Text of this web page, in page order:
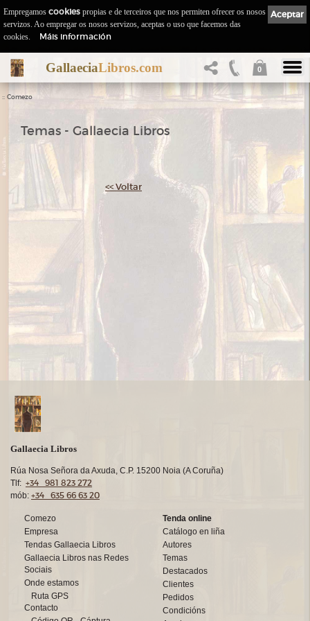
GallaeciaLibros.com 0
:: Comezo
Temas - Gallaecia Libros
<< Voltar
Gallaecia Libros
Rúa Nosa Señora da Axuda, C.P. 15200 Noia (A Coruña)
Tlf: +34 981 823 272
mób: +34 635 66 63 20
Comezo
Empresa
Tendas Gallaecia Libros
Gallaecia Libros nas Redes
Sociais
Onde estamos
Ruta GPS
Contacto
Tenda online
Catálogo en liña
Autores
Temas
Destacados
Clientes
Pedidos
Condicións
Aceptar
Empregamos cookies propias e de terceiros que nos permiten ofrecer os nosos
servizos. Ao empregar os nosos servizos, aceptas o uso que facemos das
cookies.
Máis información